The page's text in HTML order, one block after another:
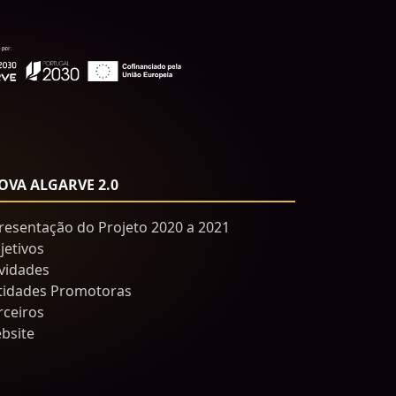
ALGARVE 2.0
do Projeto 2020 a 2021
Promotoras